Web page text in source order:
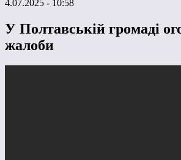
4.07.2025 - 10:58
У Полтавській громаді
жалоби